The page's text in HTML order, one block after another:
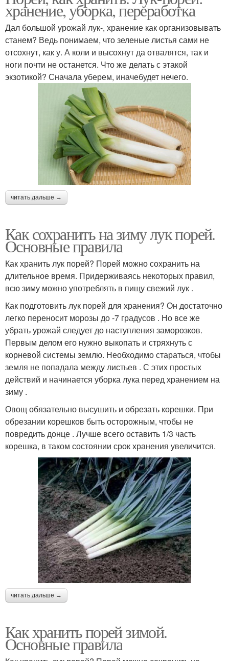
хранение, уборка, переработка
Дал большой урожай лук-, хранение как организовывать
станем? Ведь понимаем, что зеленые листья сами не
отсохнут, как у. А коли и высохнут да отвалятся, так и
ноги почти не останется. Что же делать с этакой
экзотикой? Сначала уберем, иначебудет нечего.
читать дальше →
Как сохранить на зиму лук порей.
Основные правила
Как хранить лук порей? Порей можно сохранить на
длительное время. Придерживаясь некоторых правил,
всю зиму можно употреблять в пищу свежий лук .
Как подготовить лук порей для хранения? Он достаточно
легко переносит морозы до -7 градусов . Но все же
убрать урожай следует до наступления заморозков.
Первым делом его нужно выкопать и стряхнуть с
корневой системы землю. Необходимо стараться, чтобы
земля не попадала между листьев . С этих простых
действий и начинается уборка лука перед хранением на
зиму .
Овощ обязательно высушить и обрезать корешки. При
обрезании корешков быть осторожным, чтобы не
повредить донце . Лучше всего оставить 1/3 часть
корешка, в таком состоянии срок хранения увеличится.
читать дальше →
Как хранить порей зимой.
Основные правила